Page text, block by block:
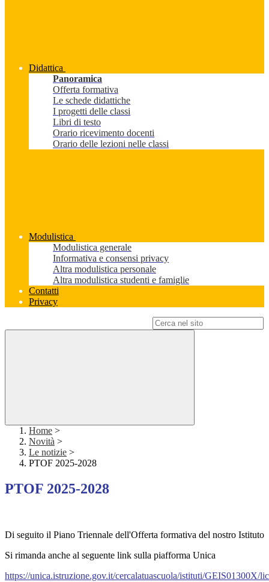
Didattica
Panoramica
Offerta formativa
Le schede didattiche
I progetti delle classi
Libri di testo
Orario ricevimento docenti
Orario delle lezioni nelle classi
Modulistica
Modulistica generale
Informativa e consensi privacy
Altra modulistica personale
Altra modulistica studenti e famiglie
Contatti
Privacy
Home >
Novità >
Le notizie >
PTOF 2025-2028
PTOF 2025-2028
Di seguito il Piano Triennale dell'Offerta formativa del nostro Istituto
Si rimanda anche al seguente link sulla piafforma Unica
https://unica.istruzione.gov.it/cercalatuascuola/istituti/GEIS01300X/